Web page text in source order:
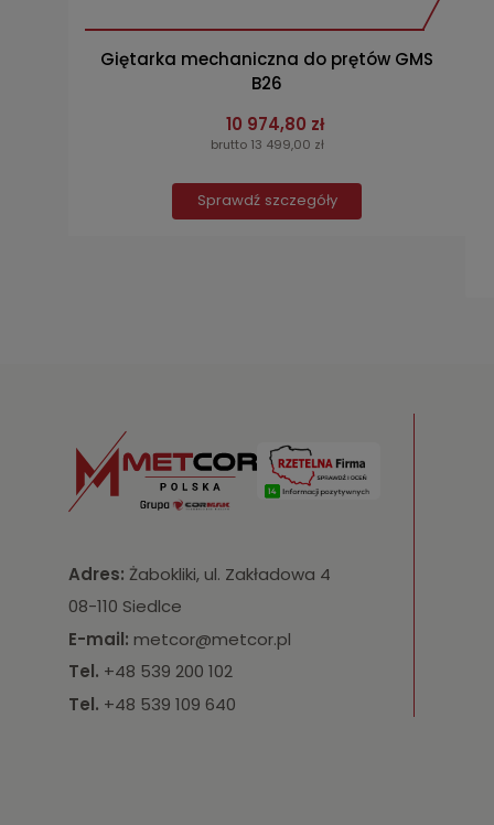
Giętarka mechaniczna do prętów GMS
B26
10 974,80 zł
brutto 13 499,00 zł
Sprawdź szczegóły
Adres: Żabokliki, ul. Zakładowa 4
08-110 Siedlce
E-mail: metcor@metcor.pl
Tel. +48 539 200 102
Tel. +48 539 109 640